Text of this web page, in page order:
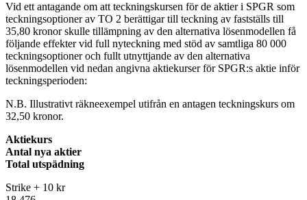
Vid ett antagande om att teckningskursen för de aktier i SPGR som
teckningsoptioner av TO 2 berättigar till teckning av fastställs till
35,80 kronor skulle tillämpning av den alternativa lösenmodellen få
följande effekter vid full nyteckning med stöd av samtliga 80 000
teckningsoptioner och fullt utnyttjande av den alternativa
lösenmodellen vid nedan angivna aktiekurser för SPGR:s aktie inför
teckningsperioden:
N.B. Illustrativt räkneexempel utifrån en antagen teckningskurs om
32,50 kronor.
Aktiekurs
Antal nya aktier
Total utspädning
Strike + 10 kr